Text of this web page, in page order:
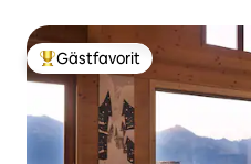
Populär gästfavorit
Gästfavorit